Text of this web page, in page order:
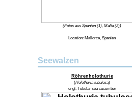
(Fotos aus Spanien (1), Malta (2))
Location: Mallorca, Spanien
Seewalzen
Röhrenholothurie
(Holothuria tubulosa)
engl. Tubular sea cucumber